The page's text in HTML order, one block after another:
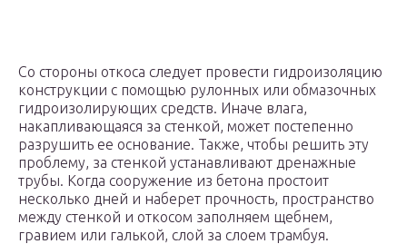
Со стороны откоса следует провести гидроизоляцию
конструкции с помощью рулонных или обмазочных
гидроизолирующих средств. Иначе влага,
накапливающаяся за стенкой, может постепенно
разрушить ее основание. Также, чтобы решить эту
проблему, за стенкой устанавливают дренажные
трубы. Когда сооружение из бетона простоит
несколько дней и наберет прочность, пространство
между стенкой и откосом заполняем щебнем,
гравием или галькой, слой за слоем трамбуя.